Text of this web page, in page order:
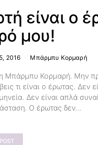
είναι ο
μου!
2016 Μπάρμπυ Κορμαρή
η Μπάρμπυ Κορμαρή. Μην
τι είναι ο έρωτας. Δεν
Δεν είναι απλά
Ο έρωτας δεν…